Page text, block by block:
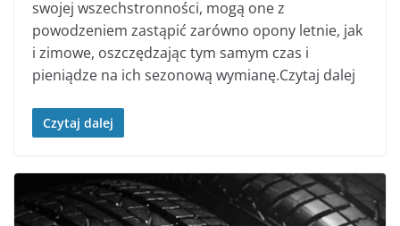
swojej wszechstronności, mogą one z
powodzeniem zastąpić zarówno opony letnie, jak
i zimowe, oszczędzając tym samym czas i
pieniądze na ich sezonową wymianę.Czytaj dalej
Czytaj dalej